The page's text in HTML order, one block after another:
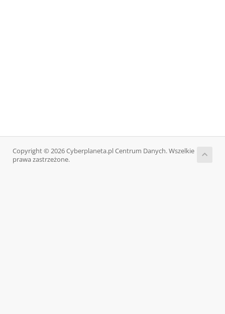
Copyright © 2026 Cyberplaneta.pl Centrum Danych. Wszelkie
prawa zastrzeżone.